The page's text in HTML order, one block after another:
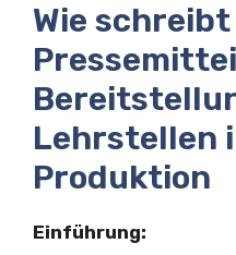
Wie
Lehrstellen
Produktion
Einführung: